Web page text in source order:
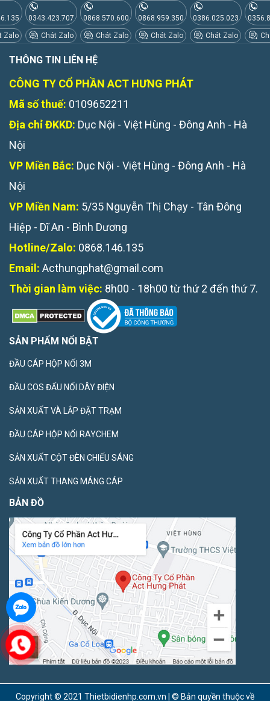
Zalo
0343.423.707
Chát Zalo
0868.570.600
Chát Zalo
0868.959.350
Chát Zalo
0386.025.023
Chát Zalo
THÔNG TIN LIÊN HỆ
CÔNG TY CỔ PHẦN ACT HƯNG PHÁT
Mã số thuế: 0109652211
Địa chỉ ĐKKD: Dục Nội - Việt Hùng - Đông Anh - Hà
Nội
VP Miền Bắc: Dục Nội - Việt Hùng - Đông Anh - Hà
Nội
VP Miền Nam: 5/35 Nguyễn Thị Chạy - Tân Đông
Hiệp - Dĩ An - Bình Dương
Hotline/Zalo: 0868.146.135
Email: Acthungphat@gmail.com
Thời gian làm việc: 8h00 - 18h00 từ thứ 2 đến thứ 7.
SẢN PHẨM NỔI BẬT
ĐẦU CÁP HỘP NỐI 3M
ĐẦU COS ĐẤU NỐI DÂY ĐIỆN
SẢN XUẤT VÀ LẮP ĐẶT TRẠM
ĐẦU CÁP HỘP NỐI RAYCHEM
SẢN XUẤT CỘT ĐÈN CHIẾU SÁNG
SẢN XUẤT THANG MÁNG CÁP
BẢN ĐỒ
Copyright © 2021 Thietbidienhp.com.vn | © Bản quyền thuộc về